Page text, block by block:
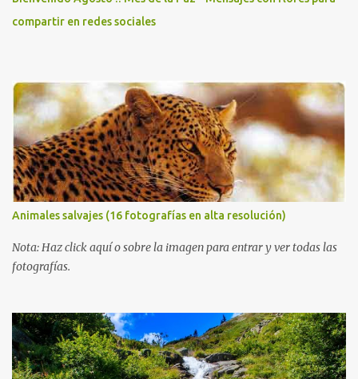
compartir en redes sociales
Animales salvajes (16 fotografías en alta resolución)
Nota: Haz click aquí o sobre la imagen para entrar y ver todas las
fotografías.